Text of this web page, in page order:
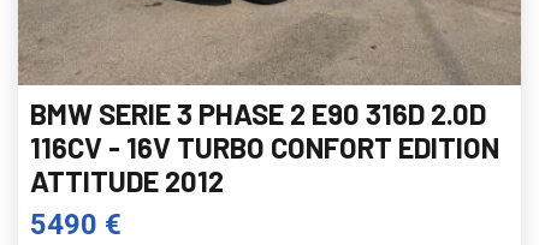
BMW SERIE 3 PHASE 2 E90 316D 2.0D
116CV - 16V TURBO CONFORT EDITION
ATTITUDE 2012
5490 €